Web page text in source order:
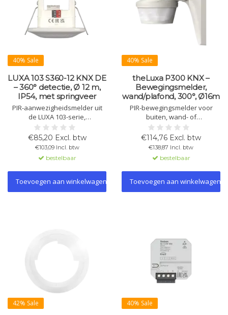
40% Sale
LUXA 103 S360-12 KNX DE
– 360° detectie, Ø 12 m,
IP54, met springveer
PIR-aanwezigheidsmelder uit
de LUXA 103-serie,
plafondinbouw met
springveren, 360° detectie, Ø 12
m, KNX, licht- en
aanwezigheidskanalen,
lichtmeting, temperatuursensor,
IP54.
€85,20 Excl. btw
€103,09 Incl. btw
bestelbaar
Toevoegen aan winkelwagen
40% Sale
theLuxa P300 KNX –
Bewegingsmelder,
wand/plafond, 300°, Ø16m
PIR-bewegingsmelder voor
buiten, wand- of
plafondmontage. Automatische
lichtsturing op basis van
aanwezigheid en lichtsterkte.
Eenvoudig te integreren in KNX-
systemen via ETS.
€114,76 Excl. btw
€138,87 Incl. btw
bestelbaar
Toevoegen aan winkelwagen
42% Sale 40% Sale